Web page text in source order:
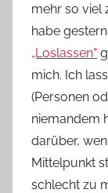
mehr so viel
habe
„Loslassen“
mich. Ich
(Personen
niemandem
darüber,
Mittelpunkt
schlecht zu